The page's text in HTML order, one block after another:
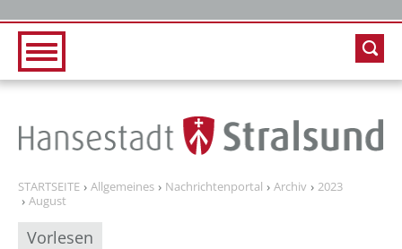
STARTSEITE Allgemeines Nachrichtenportal Archiv
2023
August
Vorlesen